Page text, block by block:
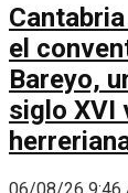
el
Bareyo,
siglo XVI
06/08/26 9:46